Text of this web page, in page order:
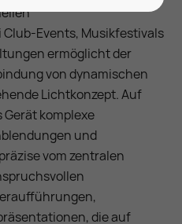
Events, Musikfestivals
ermöglicht der
von dynamischen
Lichtkonzept. Auf
komplexe
und
vom zentralen
die auf